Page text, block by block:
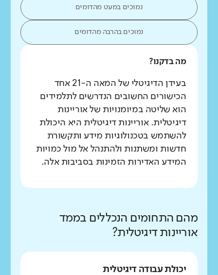
נמוכים במעט מהדומים
נמוכים בהרבה מהדומים
מה בדקנו?
בעידן הדיגיטלי של המאה ה-21 אחד
הכישורים החשובים הנדרשים לתלמידים
הוא שליטה במיומנויות של אוריינות
דיגיטלית. אוריינות דיגיטלית היא היכולת
להשתמש בטכנולוגיות מידע ותקשורת
חדשות ומשתנות ולהתנהל אל מול כמויות
המידע האדירות הזמינות בסביבות אלה.
מהם התחומים הנכללים בממד
אוריינות דיגיטלית?
יכולת עבודה דיגיטלית